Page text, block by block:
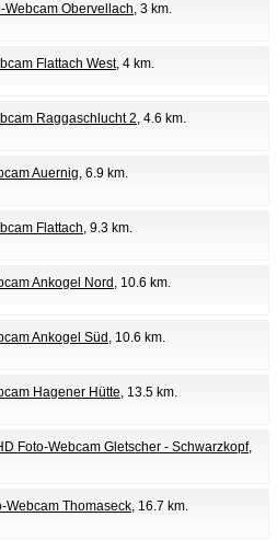
Webcam Obervellach, 3 km.
Flattach West, 4 km.
Raggaschlucht 2, 4.6 km.
Auernig, 6.9 km.
Flattach, 9.3 km.
Ankogel Nord , 10.6 km.
Ankogel Süd , 10.6 km.
Hagener Hütte, 13.5 km.
Foto-Webcam Gletscher - Schwarzkopf,
Webcam Thomaseck, 16.7 km.